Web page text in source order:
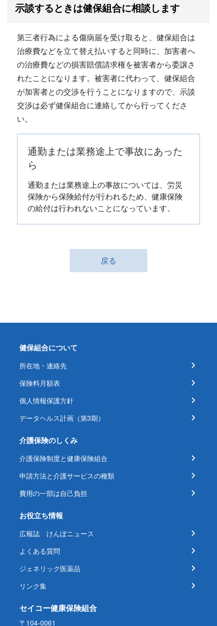
示談するときは健保組合に相談します
第三者行為による傷病届を受け取ると、健保組合は
治療費などを立て替え払いすると同時に、加害者へ
の治療費などの損害賠償請求権を被害者から委譲さ
れたことになります。被害者に代わって、健保組合
が加害者との交渉を行うことになりますので、示談
交渉は必ず健保組合に連絡してから行ってくださ
い。
通勤または業務途上で事故にあった
ら
通勤または業務途上の事故については、労災
保険から保険給付が行われるため、健康保険
の給付は行われないことになっています。
戻る
健保組合について
所在地・連絡先
保険料月額表
個人情報保護方針
データヘルス計画（第3期）
介護保険のしくみ
介護保険制度と健康保険組合
申請方法と介護サービスの種類
費用の一部は自己負担
お役立ち情報
広報誌 けんぽニュース
よくある質問
ジェネリック医薬品
リンク集
セイコー健康保険組合
〒104-0061